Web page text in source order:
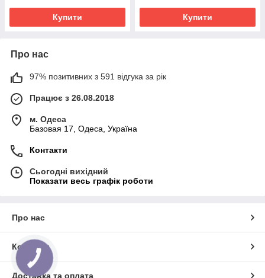
Купити Купити
Про нас
97% позитивних з 591 відгука за рік
Працює з 26.08.2018
м. Одеса
Базовая 17, Одеса, Україна
Контакти
Сьогодні вихідний
Показати весь графік роботи
Про нас
Контакти
Доставка та оплата
КНОПКА
ЗВ'ЯЗКУ